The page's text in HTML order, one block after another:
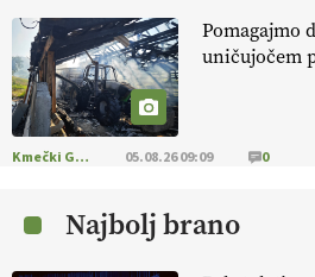
KMETIJSKA LIGA
KMETIJSKE EKIPE
KMETIJSKA LIGA
EVROPA
EKOloško = logično:
Pomagajmo
uničujočem
Kmečki Glas 05.08.26 09:09 0
Najbolj brano